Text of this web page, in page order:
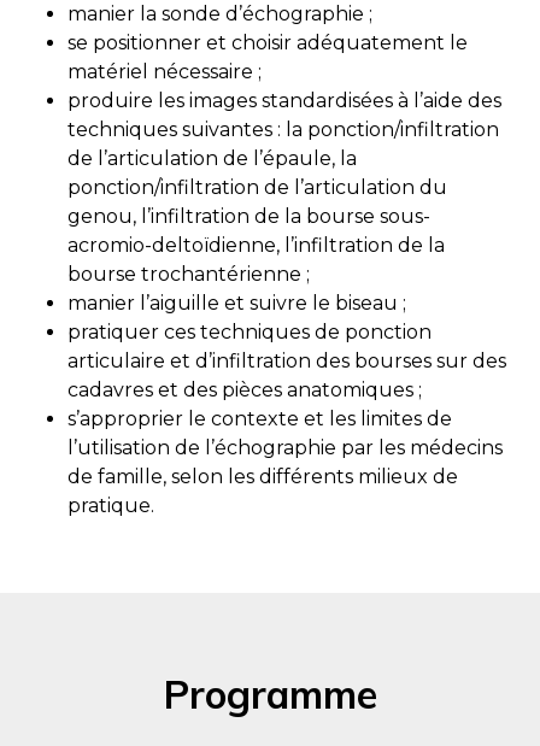
manier la sonde d’échographie ;
se positionner et choisir adéquatement le
matériel nécessaire ;
produire les images standardisées à l’aide des
techniques suivantes : la ponction/infiltration
de l’articulation de l’épaule, la
ponction/infiltration de l’articulation du
genou, l’infiltration de la bourse sous-
acromio-deltoïdienne, l’infiltration de la
bourse trochantérienne ;
manier l’aiguille et suivre le biseau ;
pratiquer ces techniques de ponction
articulaire et d’infiltration des bourses sur des
cadavres et des pièces anatomiques ;
s’approprier le contexte et les limites de
l’utilisation de l’échographie par les médecins
de famille, selon les différents milieux de
pratique.
Programme